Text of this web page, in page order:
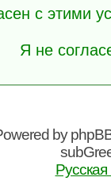
с этими
Я не
by